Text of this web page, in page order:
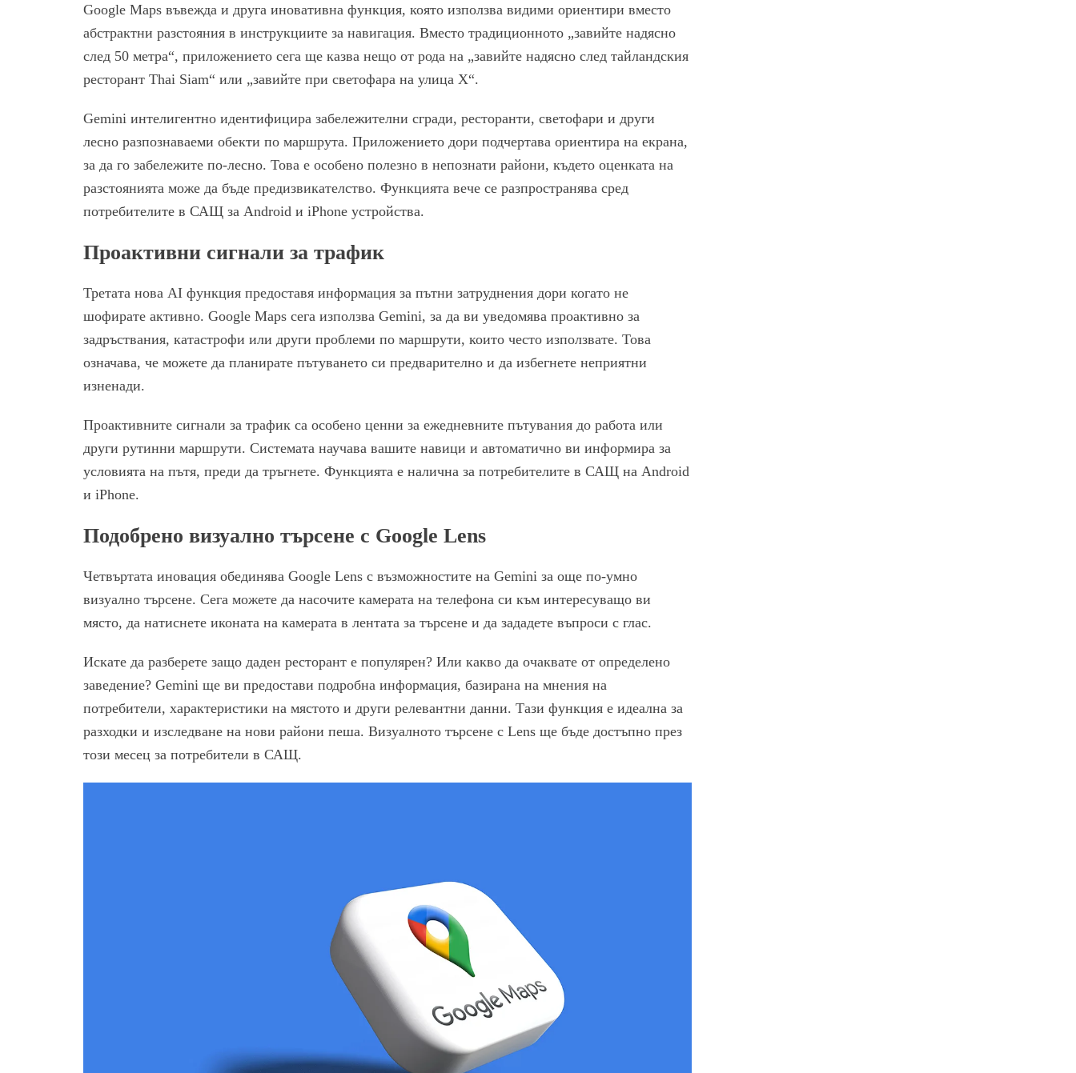
Google Maps въвежда и друга иновативна функция, която използва видими ориентири вместо
абстрактни разстояния в инструкциите за навигация. Вместо традиционното „завийте надясно
след 50 метра“, приложението сега ще казва нещо от рода на „завийте надясно след тайландския
ресторант Thai Siam“ или „завийте при светофара на улица X“.
Gemini интелигентно идентифицира забележителни сгради, ресторанти, светофари и други
лесно разпознаваеми обекти по маршрута. Приложението дори подчертава ориентира на екрана,
за да го забележите по-лесно. Това е особено полезно в непознати райони, където оценката на
разстоянията може да бъде предизвикателство. Функцията вече се разпространява сред
потребителите в САЩ за Android и iPhone устройства.
Проактивни сигнали за трафик
Третата нова AI функция предоставя информация за пътни затруднения дори когато не
шофирате активно. Google Maps сега използва Gemini, за да ви уведомява проактивно за
задръствания, катастрофи или други проблеми по маршрути, които често използвате. Това
означава, че можете да планирате пътуването си предварително и да избегнете неприятни
изненади.
Проактивните сигнали за трафик са особено ценни за ежедневните пътувания до работа или
други рутинни маршрути. Системата научава вашите навици и автоматично ви информира за
условията на пътя, преди да тръгнете. Функцията е налична за потребителите в САЩ на Android
и iPhone.
Подобрено визуално търсене с Google Lens
Четвъртата иновация обединява Google Lens с възможностите на Gemini за още по-умно
визуално търсене. Сега можете да насочите камерата на телефона си към интересуващо ви
място, да натиснете иконата на камерата в лентата за търсене и да зададете въпроси с глас.
Искате да разберете защо даден ресторант е популярен? Или какво да очаквате от определено
заведение? Gemini ще ви предостави подробна информация, базирана на мнения на
потребители, характеристики на мястото и други релевантни данни. Тази функция е идеална за
разходки и изследване на нови райони пеша. Визуалното търсене с Lens ще бъде достъпно през
този месец за потребители в САЩ.